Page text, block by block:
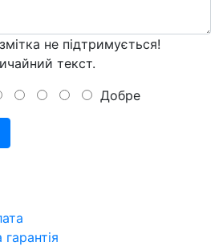
не підтримується!
текст.
Добре